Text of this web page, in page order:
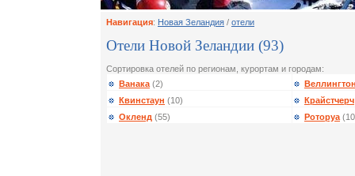
Навигация: Новая Зеландия / отели
Отели Новой Зеландии (93)
Сортировка отелей по регионам, курортам и городам:
Ванака(2)
Квинстаун (10) Крайстчерч
Окленд (55) Роторуа